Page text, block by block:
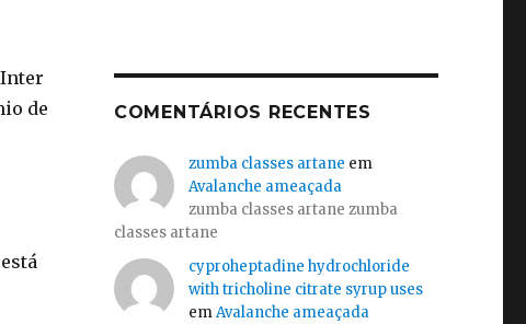
de
COMENTÁRIOS RECENTES
zumba classes artane em
Avalanche ameaçada
zumba classes artane zumba
classes artane
cyproheptadine hydrochloride
with tricholine citrate syrup uses
emAvalanche ameaçada